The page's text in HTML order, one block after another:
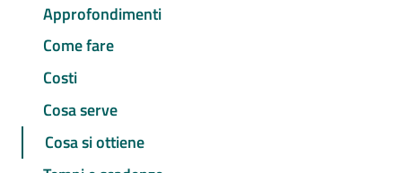
Approfondimenti
Come fare
Costi
Cosa serve
Cosa si ottiene